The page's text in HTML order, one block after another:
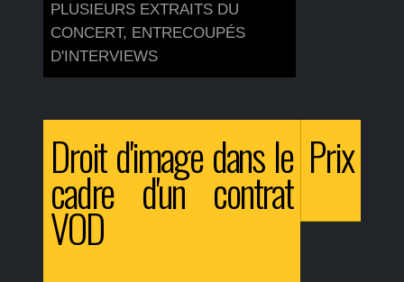
PLUSIEURS EXTRAITS DU
CONCERT, ENTRECOUPÉS
D'INTERVIEWS
Droit d'image dans le
cadre d'un contrat
VOD
Prix